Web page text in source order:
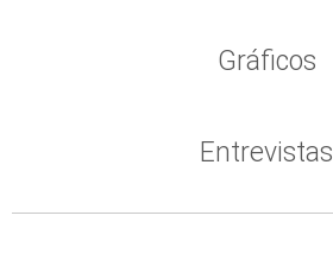
Gráficos
Entrevistas